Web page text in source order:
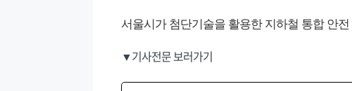
서울시가 첨단기술을 활용한 지하철 통합 안
▼기사전문 보러가기